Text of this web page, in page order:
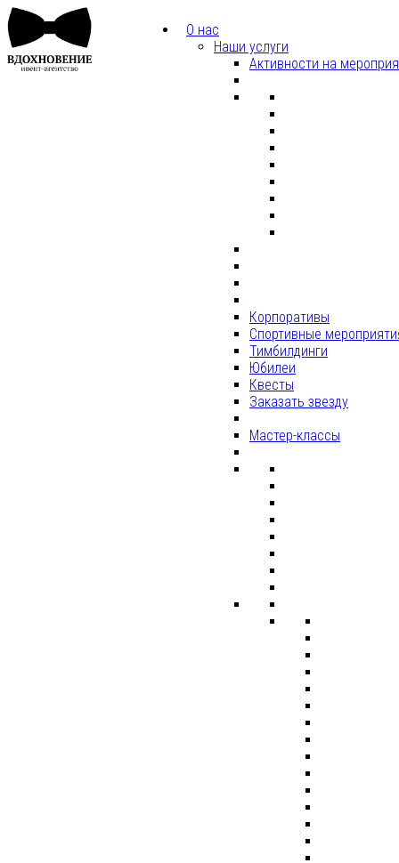
О нас
Наши услуги
Активности на
Корпоративы
Спортивные
Тимбилдинги
Юбилеи
Квесты
Заказать звезду
Мастер-классы